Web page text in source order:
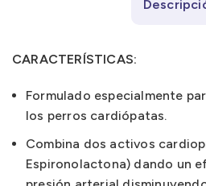
CARACTERÍSTICAS:
Formulado especialmente
los perros cardiópatas.
Combina dos activos
Espironolactona) dando un